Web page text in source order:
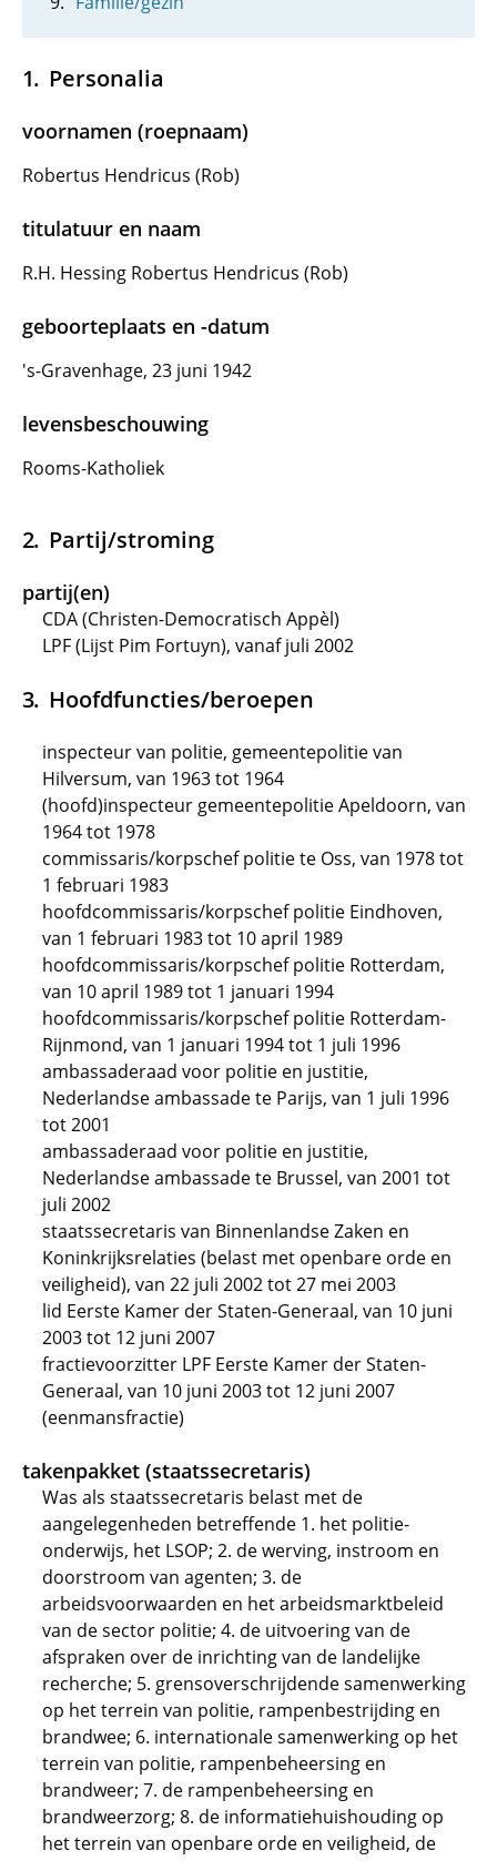
Personalia
voornamen (roepnaam)
Robertus Hendricus (Rob)
titulatuur en naam
R.H. Hessing Robertus Hendricus (Rob)
geboorteplaats en -datum
's-Gravenhage, 23 juni 1942
levensbeschouwing
Rooms-Katholiek
Partij/stroming
partij(en)
CDA (Christen-Democratisch Appèl)
LPF (Lijst Pim Fortuyn), vanaf juli 2002
Hoofdfuncties/beroepen
inspecteur van politie, gemeentepolitie van
Hilversum, van 1963 tot 1964
(hoofd)inspecteur gemeentepolitie Apeldoorn, van
1964 tot 1978
commissaris/korpschef politie te Oss, van 1978 tot
1 februari 1983
hoofdcommissaris/korpschef politie Eindhoven,
van 1 februari 1983 tot 10 april 1989
hoofdcommissaris/korpschef politie Rotterdam,
van 10 april 1989 tot 1 januari 1994
hoofdcommissaris/korpschef politie Rotterdam-
Rijnmond, van 1 januari 1994 tot 1 juli 1996
ambassaderaad voor politie en justitie,
Nederlandse ambassade te Parijs, van 1 juli 1996
tot 2001
ambassaderaad voor politie en justitie,
Nederlandse ambassade te Brussel, van 2001 tot
juli 2002
staatssecretaris van Binnenlandse Zaken en
Koninkrijksrelaties (belast met openbare orde en
veiligheid), van 22 juli 2002 tot 27 mei 2003
lid Eerste Kamer der Staten-Generaal, van 10 juni
2003 tot 12 juni 2007
fractievoorzitter LPF Eerste Kamer der Staten-
Generaal, van 10 juni 2003 tot 12 juni 2007
(eenmansfractie)
takenpakket (staatssecretaris)
Was als staatssecretaris belast met de
aangelegenheden betreffende 1. het politie-
onderwijs, het LSOP; 2. de werving, instroom en
doorstroom van agenten; 3. de
arbeidsvoorwaarden en het arbeidsmarktbeleid
van de sector politie; 4. de uitvoering van de
afspraken over de inrichting van de landelijke
recherche; 5. grensoverschrijdende samenwerking
op het terrein van politie, rampenbestrijding en
brandwee; 6. internationale samenwerking op het
terrein van politie, rampenbeheersing en
brandweer; 7. de rampenbeheersing en
brandweerzorg; 8. de informatiehuishouding op
het terrein van openbare orde en veiligheid, de